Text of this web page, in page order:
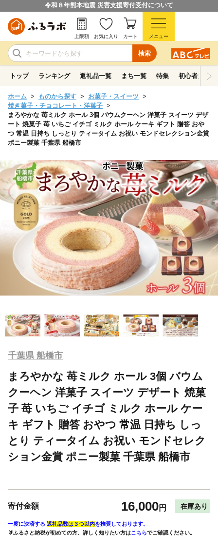
令和８年熊本地震 災害支援寄付受付について
検索
上限額 お気に入り カート メニュー
トップ ランキング 返礼品一覧 まち一覧 特集 初心者ガイド
ホーム ものから探す
お菓子・スイーツ
焼き菓子・チョコレート・洋菓子
まろやかな 苺ミルク ホール 3個 バウムクーヘン 洋菓子 スイーツ デザ
ート 焼菓子 苺 いちご イチゴ ミルク ホール ケーキ ギフト 贈答 おや
つ 常温 日持ち しっとり ティータイム お祝い モンドセレクション金賞
ポニー製菓 千葉県 船橋市
千葉県 船橋市
まろやかな 苺ミルク ホール 3個 バウム
クーヘン 洋菓子 スイーツ デザート 焼菓
子 苺 いちご イチゴ ミルク ホール ケー
キ ギフト 贈答 おやつ 常温 日持ち しっ
とり ティータイム お祝い モンドセレク
ション金賞 ポニー製菓 千葉県 船橋市
寄付金額 16,000円 在庫あり
一度に決済する 返礼品数は３つ以内を推奨しております。
🔰ふるさと納税が初めての方、詳しく知りたい方はこちらでご確認ください。